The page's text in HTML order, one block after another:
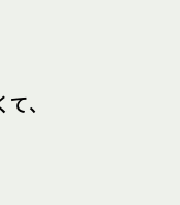
、